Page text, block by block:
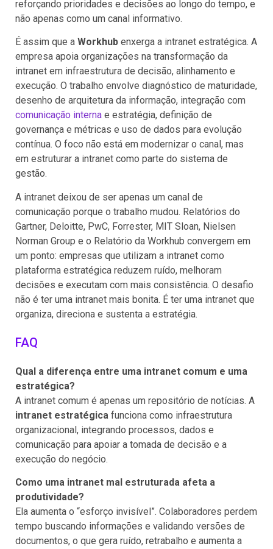
reforçando prioridades e decisões ao longo do tempo, e
não apenas como um canal informativo.
É assim que a Workhub enxerga a intranet estratégica. A
empresa apoia organizações na transformação da
intranet em infraestrutura de decisão, alinhamento e
execução. O trabalho envolve diagnóstico de maturidade,
desenho de arquitetura da informação, integração com
comunicação interna e estratégia, definição de
governança e métricas e uso de dados para evolução
contínua. O foco não está em modernizar o canal, mas
em estruturar a intranet como parte do sistema de
gestão.
A intranet deixou de ser apenas um canal de
comunicação porque o trabalho mudou. Relatórios do
Gartner, Deloitte, PwC, Forrester, MIT Sloan, Nielsen
Norman Group e o Relatório da Workhub convergem em
um ponto: empresas que utilizam a intranet como
plataforma estratégica reduzem ruído, melhoram
decisões e executam com mais consistência. O desafio
não é ter uma intranet mais bonita. É ter uma intranet que
organiza, direciona e sustenta a estratégia.
FAQ
Qual a diferença entre uma intranet comum e uma
estratégica?
A intranet comum é apenas um repositório de notícias. A
intranet estratégica funciona como infraestrutura
organizacional, integrando processos, dados e
comunicação para apoiar a tomada de decisão e a
execução do negócio.
Como uma intranet mal estruturada afeta a
produtividade?
Ela aumenta o “esforço invisível”. Colaboradores perdem
tempo buscando informações e validando versões de
documentos, o que gera ruído, retrabalho e aumenta a